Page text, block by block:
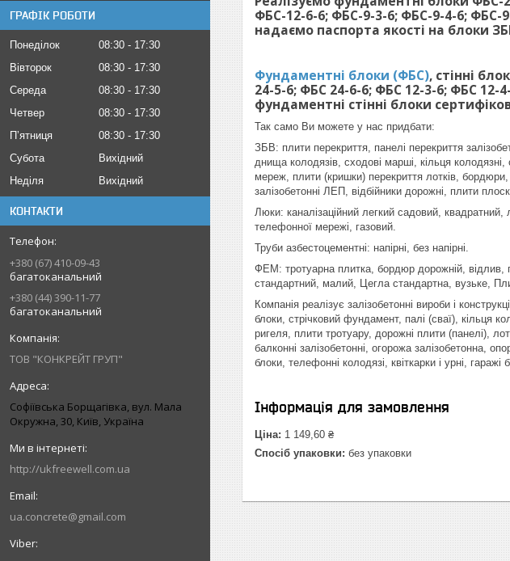
ГРАФІК РОБОТИ
Понеділок 08:30
17:30
Вівторок
08:30
17:30
Середа
08:30
17:30
Четвер
08:30
17:30
Пʼятниця
08:30
17:30
Субота
Вихідний
Неділя
Вихідний
КОНТАКТИ
+380 (67) 410-09-43
багатоканальний
+380 (44) 390-11-77
багатоканальний
ТОВ "КОНКРЕЙТ ГРУП"
Софіївська Борщагівка, вул. Мала
Окружна, 30, Київ, Україна
http://ukfreewell.com.ua
ua.concrete@gmail.com
ФБС-12-6-6; ФБС-9-3-6; ФБС-9-4-6; ФБС-
надаємо паспорта якості на блоки
Фундаментні блоки (ФБС), стінні
24-5-6; ФБС 24-6-6; ФБС 12-3-6; ФБС 12-
фундаментні стінні блоки
Так само Ви можете у нас придбати:
ЗБВ: плити перекриття, панелі перекриття
днища колодязів, сходові марші, кільця
мереж, плити (кришки) перекриття лотків, бордюри,
залізобетонні ЛЕП, відбійники дорожні, плити
Люки: каналізаційний легкий садовий,
телефонної мережі, газовий.
Труби азбестоцементні: напірні, без напірні.
ФЕМ: тротуарна плитка, бордюр дорожній, відлив,
стандартний, малий, Цегла стандартна, вузьке,
Компанія реалізує залізобетонні вироби і
блоки, стрічковий фундамент, палі (сваї), кільця
ригеля, плити тротуару, дорожні плити (панелі),
балконні залізобетонні, огорожа залізобетонна,
блоки, телефонні колодязі, квіткарки і урні, гаражі
Інформація для замовлення
Ціна: 1 149,60 ₴
Спосіб упаковки: без упаковки